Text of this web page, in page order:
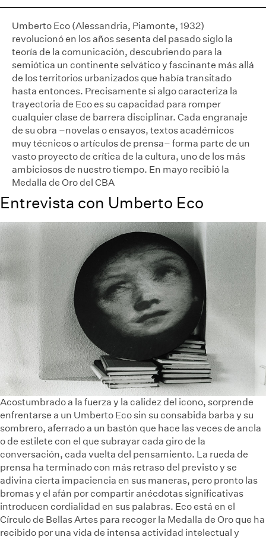
Umberto Eco (Alessandria, Piamonte, 1932)
revolucionó en los años sesenta del pasado siglo la
teoría de la comunicación, descubriendo para la
semiótica un continente selvático y fascinante más allá
de los territorios urbanizados que había transitado
hasta entonces. Precisamente si algo caracteriza la
trayectoria de Eco es su capacidad para romper
cualquier clase de barrera disciplinar. Cada engranaje
de su obra –novelas o ensayos, textos académicos
muy técnicos o artículos de prensa– forma parte de un
vasto proyecto de crítica de la cultura, uno de los más
ambiciosos de nuestro tiempo. En mayo recibió la
Medalla de Oro del CBA
Entrevista con Umberto Eco
Acostumbrado a la fuerza y la calidez del icono, sorprende
enfrentarse a un Umberto Eco sin su consabida barba y su
sombrero, aferrado a un bastón que hace las veces de ancla
o de estilete con el que subrayar cada giro de la
conversación, cada vuelta del pensamiento. La rueda de
prensa ha terminado con más retraso del previsto y se
adivina cierta impaciencia en sus maneras, pero pronto las
bromas y el afán por compartir anécdotas significativas
introducen cordialidad en sus palabras. Eco está en el
Círculo de Bellas Artes para recoger la Medalla de Oro que ha
recibido por una vida de intensa actividad intelectual y